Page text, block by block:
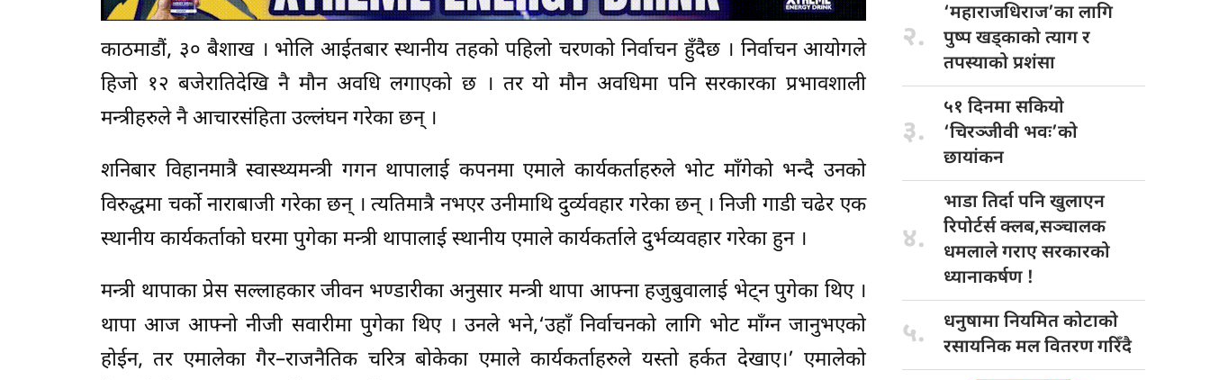
काठमाडौं, ३० बैशाख । भोलि आईतबार स्थानीय तहको पहिलो चरणको निर्वाचन हुँदैछ । निर्वाचन आयोगले
हिजो १२ बजेरातिदेखि नै मौन अवधि लगाएको छ । तर यो मौन अवधिमा पनि सरकारका प्रभावशाली
मन्त्रीहरुले नै आचारसंहिता उल्लंघन गरेका छन् ।
शनिबार विहानमात्रै स्वास्थ्यमन्त्री गगन थापालाई कपनमा एमाले कार्यकर्ताहरुले भोट माँगेको भन्दै उनको
विरुद्धमा चर्को नाराबाजी गरेका छन् । त्यतिमात्रै नभएर उनीमाथि दुर्व्यवहार गरेका छन् । निजी गाडी चढेर एक
स्थानीय कार्यकर्ताको घरमा पुगेका मन्त्री थापालाई स्थानीय एमाले कार्यकर्ताले दुर्भव्यवहार गरेका हुन ।
मन्त्री थापाका प्रेस सल्लाहकार जीवन भण्डारीका अनुसार मन्त्री थापा आफ्ना हजुबुवालाई भेट्न पुगेका थिए ।
थापा आज आफ्नो नीजी सवारीमा पुगेका थिए । उनले भने,‘उहाँ निर्वाचनको लागि भोट माँग्न जानुभएको
होईन, तर एमालेका गैर–राजनैतिक चरित्र बोकेका एमाले कार्यकर्ताहरुले यस्तो हर्कत देखाए।’ एमालेको
२.
‘महाराजधिराज’का लागि
पुष्प खड्काको त्याग र
तपस्याको प्रशंसा
३.
५१ दिनमा सकियो
‘चिरञ्जीवी भवः’को
छायांकन
४.
भाडा तिर्दापनि खुलाएन
रिपोर्टर्स क्लब,सञ्चालक
धमलाले गराए सरकारको
ध्यानाकर्षण !
५. धनुषामा नियमितकोटाको
रसायनिक मल वितरण गरिँदै